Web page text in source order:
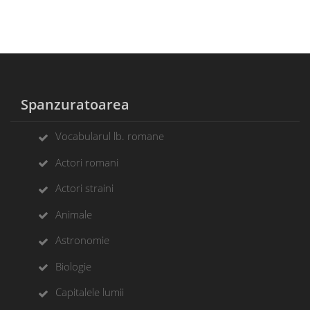
Spanzuratoarea
Vocabularul lb. romane
Actori romani
Actori straini
Animale
Astronomie
Biologie
Capitalele lumii